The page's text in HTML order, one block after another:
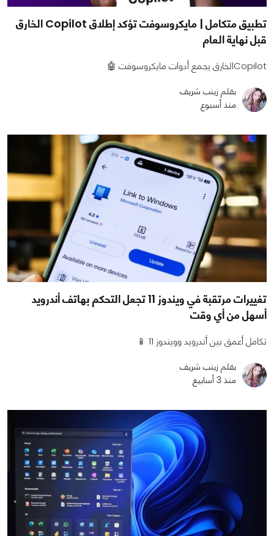
تطبيق متكامل | مايكروسوفت تؤكد إطلاق Copilot الخارق
قبل نهاية العام
Copilotالخارق يجمع أدوات مايكروسوفت 🤖
بقلم زينب شريف
منذ أسبوع
تغييرات مرتقبة في ويندوز 11 تجعل التحكم بهاتف أندرويد
أسهل من أي وقت
تكامل أعمق بين أندرويد وويندوز 11 📱
بقلم زينب شريف
منذ 3 أسابيع